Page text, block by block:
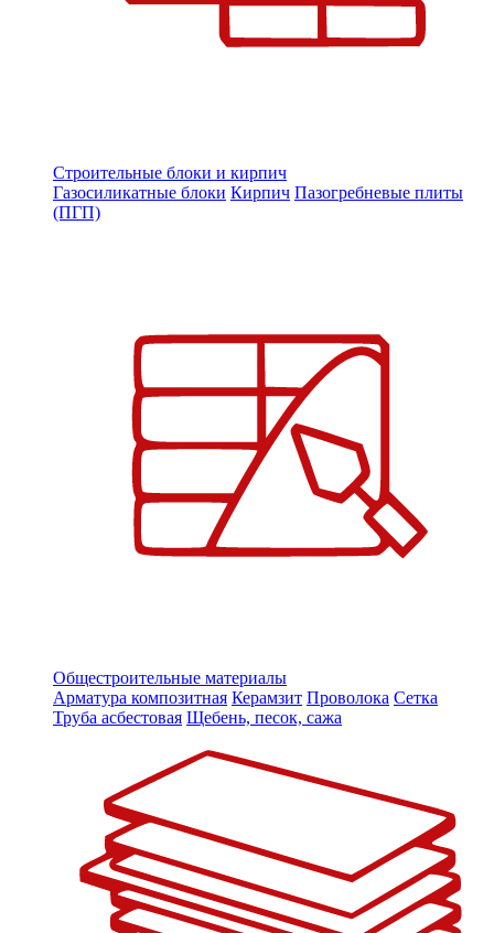
Строительные блоки и кирпич
Газосиликатные блоки Кирпич Пазогребневые плиты
(ПГП)
Общестроительные материалы
Арматура композитная Керамзит Проволока Сетка
Труба асбестовая Щебень, песок, сажа